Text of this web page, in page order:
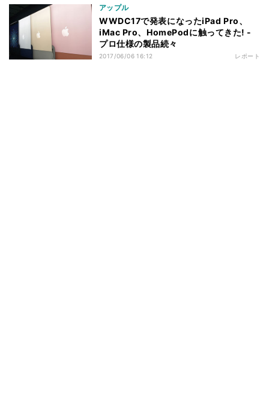
アップル
WWDC17で発表になったiPad Pro、
iMac Pro、HomePodに触ってきた! -
プロ仕様の製品続々
2017/06/06 16:12 レポート